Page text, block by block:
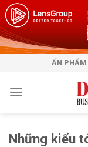
Skip
to
content
ẤN PHẨM
Những kiểu